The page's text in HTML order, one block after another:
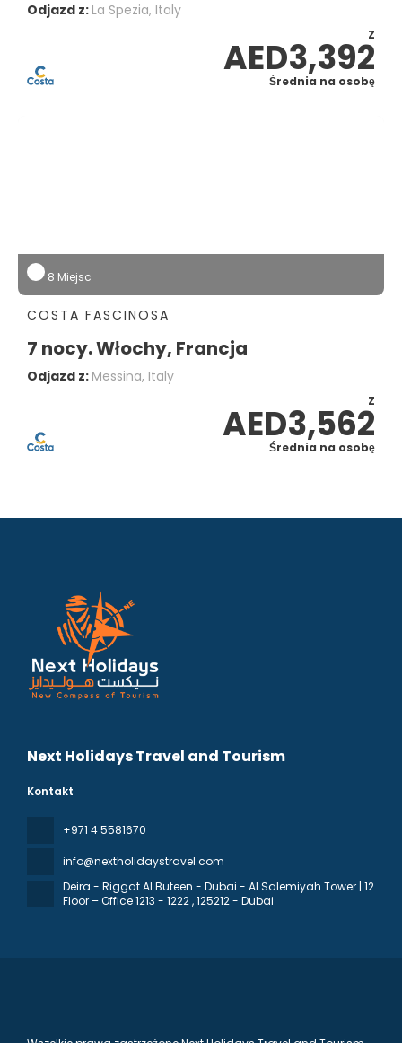
Odjazd z: La Spezia, Italy
Z
AED3,392
Średnia na osobę
8 Miejsc
COSTA FASCINOSA
7 nocy. Włochy, Francja
Odjazd z: Messina, Italy
Z
AED3,562
Średnia na osobę
Next Holidays Travel and Tourism
Kontakt
+971 4 5581670
info@nextholidaystravel.com
Deira - Riggat Al Buteen - Dubai - Al Salemiyah Tower | 12
Floor – Office 1213 - 1222, 125212 - Dubai